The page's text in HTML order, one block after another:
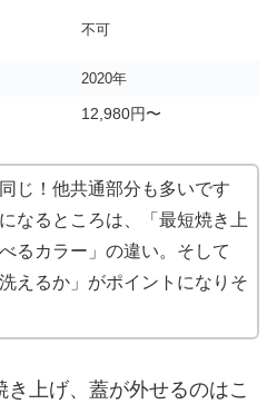
不可
2020年
12,980円〜
じ！他共通部分も多いです
なるところは、「最短焼き上
るカラー」の違い。そして
えるか」がポイントになりそ
上げ、蓋が外せるのはこ